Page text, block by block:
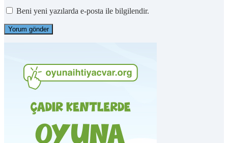
Beni yeni yazılarda e-posta ile bilgilendir.